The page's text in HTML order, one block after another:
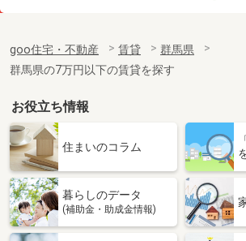
専有面積
55.87m²
間取り
3DK
群馬県高崎市八幡町
価 格
群馬県高崎市八幡町
専有面積 33.2m²
間取り
群馬県伊勢崎市西久保町３
goo住宅・不動産 賃貸
群馬県
群馬県の7万円以下の賃貸を探す
お役立ち情報
住まいのコラム
暮らしのデータ
(補助金・助成金情報)